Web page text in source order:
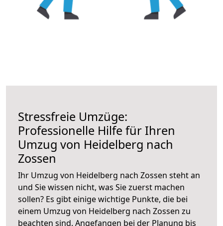
Stressfreie Umzüge:
Professionelle Hilfe für Ihren
Umzug von Heidelberg nach
Zossen
Ihr Umzug von Heidelberg nach Zossen steht an
und Sie wissen nicht, was Sie zuerst machen
sollen? Es gibt einige wichtige Punkte, die bei
einem Umzug von Heidelberg nach Zossen zu
beachten sind. Angefangen bei der Planung bis